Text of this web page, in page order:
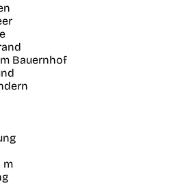
Bauernhof
m